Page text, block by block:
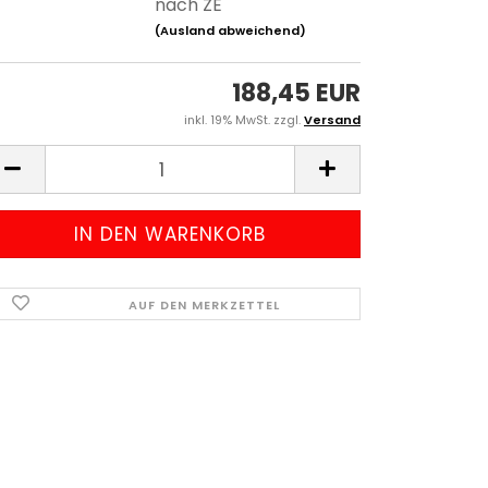
(Ausland abweichend)
188,45 EUR
inkl. 19% MwSt. zzgl.Versand
AUF DEN MERKZETTEL